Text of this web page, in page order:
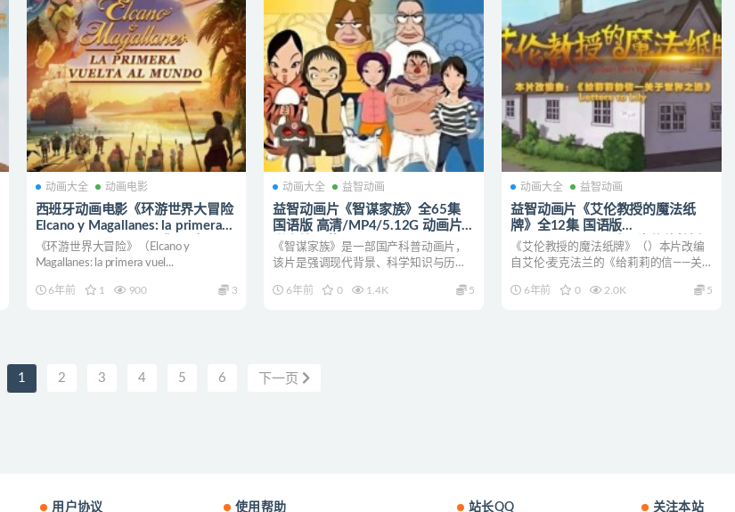
动画大全 动画电影
西班牙动画电影《环游世界大冒险
Elcano y Magallanes: la primera
vuelta al mundo 2019》西班牙语
中字 720P/MP4/1.83G 儿童冒险
《环游世界大冒险》（Elcano y
Magallanes: la primera vuel...
6年前 1 900 3
动画大全 益智动画
益智动画片《智谋家族》全65集
国语版 高清/MP4/5.12G 动画片智
谋家族下载
《智谋家族》是一部国产科普动画片，
该片是强调现代背景、科学知识与历史
6年前
0 1.4K 5
动画大全 益智动画
益智动画片《艾伦教授的魔法纸
牌》全12集 国语版
1080P/MP4/1G 动画片艾伦教授
的魔法纸牌下载
《艾伦教授的魔法纸牌》（）本片改编
自艾伦·麦克法兰的《给莉莉的信——关
6年前
0 2.0K 5
1 2 3 4 5 6 下一页
用户协议 使用帮助 站长QQ 关注本站